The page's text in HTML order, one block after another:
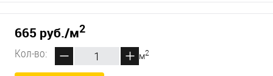
665 руб./м2
Кол-во:
м2